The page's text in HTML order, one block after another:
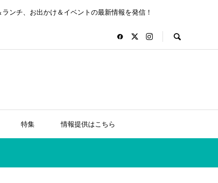
ンチ、お出かけ＆イベントの最新情報を発信！
特集 情報提供はこちら